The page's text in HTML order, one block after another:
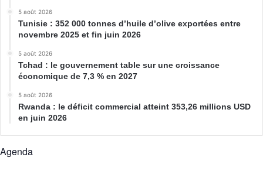
5 août 2026
Tunisie : 352 000 tonnes d’huile d’olive exportées entre
novembre 2025 et fin juin 2026
5 août 2026
Tchad : le gouvernement table sur une croissance
économique de 7,3 % en 2027
5 août 2026
Rwanda : le déficit commercial atteint 353,26 millions USD
en juin 2026
Agenda